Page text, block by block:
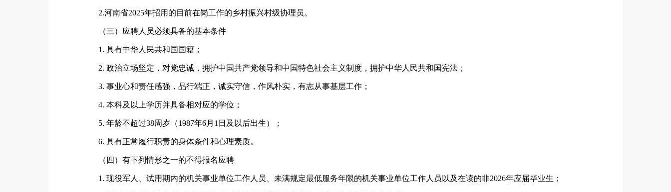
2.河南省2025年招用的目前在岗工作的乡村振兴村级协理员。
（三）应聘人员必须具备的基本条件
1. 具有中华人民共和国国籍；
2. 政治立场坚定，对党忠诚，拥护中国共产党领导和中国特色社会主义制度，拥护中华人民共和国宪法；
3. 事业心和责任感强，品行端正，诚实守信，作风朴实，有志从事基层工作；
4. 本科及以上学历并具备相对应的学位；
5. 年龄不超过38周岁（1987年6月1日及以后出生）；
6. 具有正常履行职责的身体条件和心理素质。
（四）有下列情形之一的不得报名应聘
1. 现役军人、试用期内的机关事业单位工作人员、未满规定最低服务年限的机关事业单位工作人员以及在读的非2026年应届毕业生；